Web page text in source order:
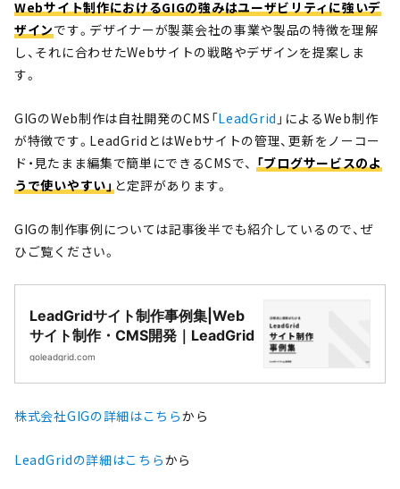
Webサイト制作におけるGIGの強みはユーザビリティに強いデ
ザインです。デザイナーが製薬会社の事業や製品の特徴を理解
し、それに合わせたWebサイトの戦略やデザインを提案しま
す。
GIGのWeb制作は自社開発のCMS「LeadGrid 」によるWeb制作
が特徴です。LeadGridとはWebサイトの管理、更新をノーコー
ド・見たまま編集で簡単にできるCMSで、 「ブログサービスのよ
うで使いやすい」 と定評があります。
GIGの制作事例については記事後半でも紹介しているので、ぜ
ひご覧ください。
LeadGridサイト制作事例集|Web
サイト制作・CMS開発｜LeadGrid
goleadgrid.com
株式会社GIGの詳細はこちらから
LeadGridの詳細はこちらから